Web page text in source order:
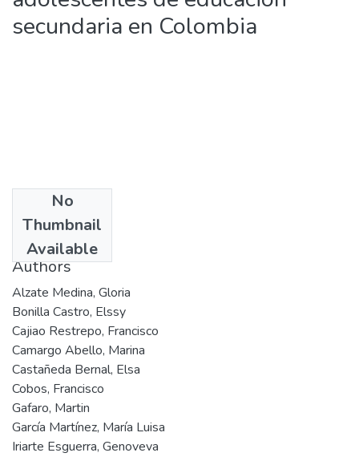
secundaria en Colombia
No
Thumbnail
Available
1995
Authors
Alzate Medina, Gloria
Bonilla Castro, Elssy
Cajiao Restrepo, Francisco
Camargo Abello, Marina
Castañeda Bernal, Elsa
Cobos, Francisco
Gafaro, Martin
García Martínez, María Luisa
Iriarte Esguerra, Genoveva